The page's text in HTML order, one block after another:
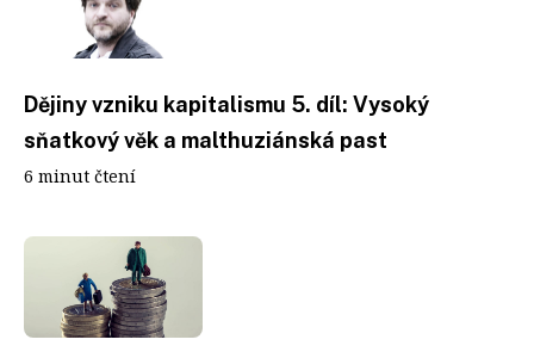
Dějiny vzniku kapitalismu 5. díl: Vysoký
sňatkový věk a malthuziánská past
6 minut čtení